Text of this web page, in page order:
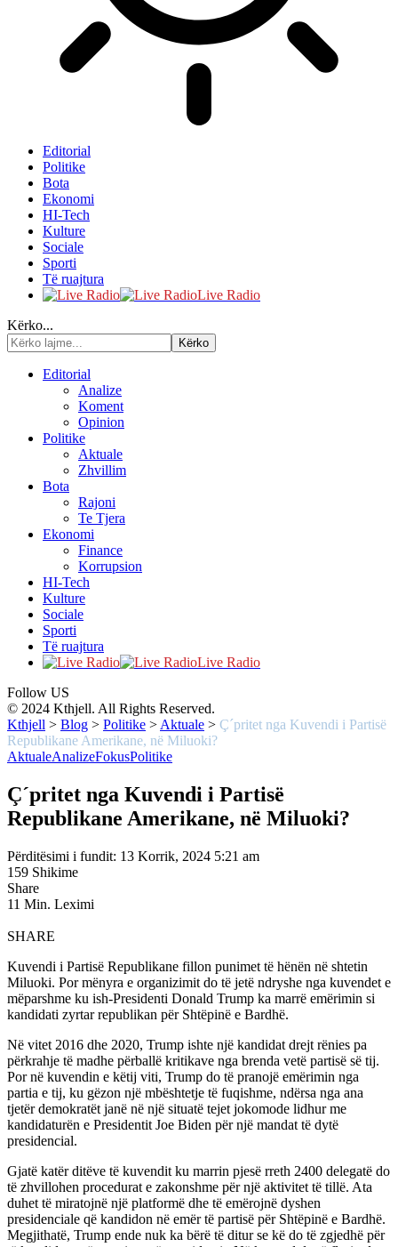
Editorial
Politike
Bota
Ekonomi
HI-Tech
Kulture
Sociale
Sporti
Të ruajtura
Live Radio
Kërko...
Editorial
Analize
Koment
Opinion
Politike
Aktuale
Zhvillim
Bota
Rajoni
Te Tjera
Ekonomi
Finance
Korrupsion
HI-Tech
Kulture
Sociale
Sporti
Të ruajtura
Live Radio
Follow US
© 2024 Kthjell. All Rights Reserved.
Kthjell > Blog > Politike > Aktuale > Ç´pritet nga Kuvendi i Partisë
Republikane Amerikane, në Miluoki?
AktualeAnalizeFokusPolitike
Ç´pritet nga Kuvendi i Partisë
Republikane Amerikane, në Miluoki?
Përditësimi i fundit: 13 Korrik, 2024 5:21 am
159 Shikime
Share
11 Min. Leximi
SHARE
Kuvendi i Partisë Republikane fillon punimet të hënën në shtetin
Miluoki. Por mënyra e organizimit do të jetë ndryshe nga kuvendet e
mëparshme ku ish-Presidenti Donald Trump ka marrë emërimin si
kandidati zyrtar republikan për Shtëpinë e Bardhë.
Në vitet 2016 dhe 2020, Trump ishte një kandidat drejt rënies pa
përkrahje të madhe përballë kritikave nga brenda vetë partisë së tij.
Por në kuvendin e këtij viti, Trump do të pranojë emërimin nga
partia e tij, ku gëzon një mbështetje të fuqishme, ndërsa nga ana
tjetër demokratët janë në një situatë tejet jokomode lidhur me
kandidaturën e Presidentit Joe Biden për një mandat të dytë
presidencial.
Gjatë katër ditëve të kuvendit ku marrin pjesë rreth 2400 delegatë do
të zhvillohen procedurat e zakonshme për një aktivitet të tillë. Ata
duhet të miratojnë një platformë dhe të emërojnë dyshen
presidenciale që kandidon në emër të partisë për Shtëpinë e Bardhë.
Megjithatë, Trump ende nuk ka bërë të ditur se kë do të zgjedhë për